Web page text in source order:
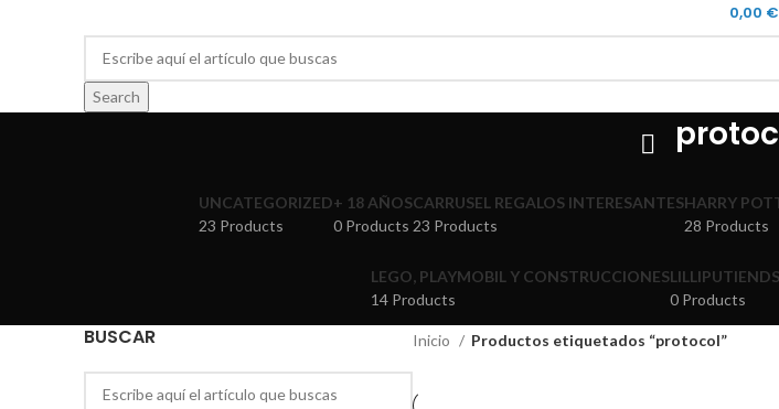
0,00 €
Search
UNCATEGORIZED
23 Products
+ 18 AÑOS
0 Products
CARRUSEL REGALOS INTERESANTES
23 Products
HARRY
28 Products
LEGO, PLAYMOBIL Y CONSTRUCCIONES
14 Products
LILLIPUTIENDS
0 Products
BUSCAR Inicio Productos etiquetados “protocol”